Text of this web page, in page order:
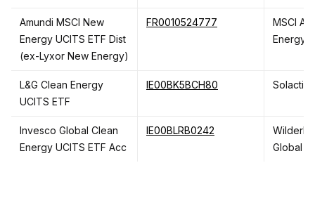
Amundi MSCI New
Energy UCITS ETF Dist
(ex-Lyxor New Energy)
FR0010524777
MSCI
Energy
L&G Clean Energy
UCITS ETF
IE00BK5BCH80
Invesco Global Clean
Energy UCITS ETF Acc
IE00BLRB0242
Global